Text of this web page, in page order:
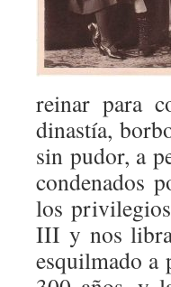
reinar para
dinastía,
sin pudor, a
condenados
los
III y nos
esquilmado a